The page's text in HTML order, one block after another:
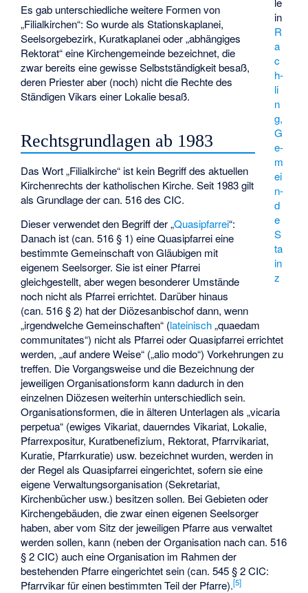
in
R
a
c
h­
li
n
g,
G
e­
m
ei
n­
d
e
S
ta
in
z
Es gab unterschiedliche weitere Formen von
„Filialkirchen“: So wurde als Stationskaplanei,
Seelsorgebezirk, Kuratkaplanei oder „abhängiges
Rektorat“ eine Kirchengemeinde bezeichnet, die
zwar bereits eine gewisse Selbstständigkeit besaß,
deren Priester aber (noch) nicht die Rechte des
Ständigen Vikars einer Lokalie besaß.
Rechtsgrundlagen ab 1983
Das Wort „Filialkirche“ ist kein Begriff des aktuellen
Kirchenrechts der katholischen Kirche. Seit 1983 gilt
als Grundlage der can. 516 des CIC.
Dieser verwendet den Begriff der „Quasipfarrei“:
Danach ist (can. 516 § 1) eine Quasipfarrei eine
bestimmte Gemeinschaft von Gläubigen mit
eigenem Seelsorger. Sie ist einer Pfarrei
gleichgestellt, aber wegen besonderer Umstände
noch nicht als Pfarrei errichtet. Darüber hinaus
(can. 516 § 2) hat der Diözesanbischof dann, wenn
„irgendwelche Gemeinschaften“ (lateinisch„quaedam
communitates“) nicht als Pfarrei oder Quasipfarrei errichtet
werden, „auf andere Weise“ („alio modo“) Vorkehrungen zu
treffen. Die Vorgangsweise und die Bezeichnung der
jeweiligen Organisationsform kann dadurch in den
einzelnen Diözesen weiterhin unterschiedlich sein.
Organisationsformen, die in älteren Unterlagen als „vicaria
perpetua“ (ewiges Vikariat, dauerndes Vikariat, Lokalie,
Pfarrexpositur, Kuratbenefizium, Rektorat, Pfarrvikariat,
Kuratie, Pfarrkuratie) usw. bezeichnet wurden, werden in
der Regel als Quasipfarrei eingerichtet, sofern sie eine
eigene Verwaltungsorganisation (Sekretariat,
Kirchenbücher usw.) besitzen sollen. Bei Gebieten oder
Kirchengebäuden, die zwar einen eigenen Seelsorger
haben, aber vom Sitz der jeweiligen Pfarre aus verwaltet
werden sollen, kann (neben der Organisation nach can. 516
§ 2 CIC) auch eine Organisation im Rahmen der
bestehenden Pfarre eingerichtet sein (can. 545 § 2 CIC:
Pfarrvikar für einen bestimmten Teil der Pfarre).[5]